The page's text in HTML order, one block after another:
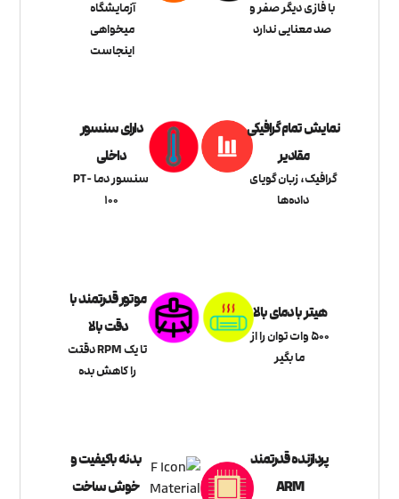
با فازی دیگر صفر و
صد معنایی ندارد
نمایش تمام گرافیکی
مقادیر
گرافیک، زبان گویای
داده‌ها
هیتر با دمای بالا
500 وات توان را از
ما بگیر
پردازنده قدرتمند
ARM
آزمایشگاه
میخواهی
اینجاست
دارای سنسور
داخلی
سنسور دما PT-
100
موتور قدرتمند با
دقت بالا
تا یک RPM دقتت
را کاهش بده
بدنه باکیفیت و
خوش ساخت